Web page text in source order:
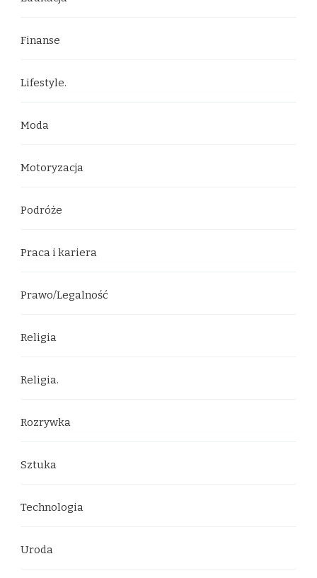
Finanse
Lifestyle.
Moda
Motoryzacja
Podróże
Praca i kariera
Prawo/Legalność
Religia
Religia.
Rozrywka
Sztuka
Technologia
Uroda